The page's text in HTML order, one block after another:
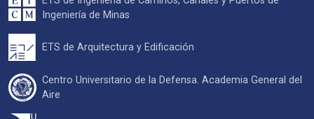
Ingeniería de Minas
ETS de Arquitectura y Edificación
Centro Universitario de la Defensa. Academia General del
Aire